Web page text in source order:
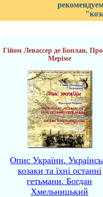
Гійом Левассер де Боплан,
Меріме
Опис України.
козаки та їхні останні
гетьмани. Богдан
Хмельницький